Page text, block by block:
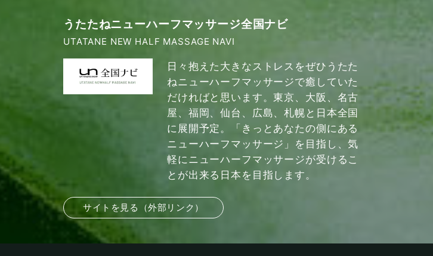
うたたねニューハーフマッサージ全国ナビ
UTATANE NEW HALF MASSAGE NAVI
日々抱えた大きなストレスをぜひうたた
ねニューハーフマッサージで癒していた
だければと思います。東京、大阪、名古
屋、福岡、仙台、広島、札幌と日本全国
に展開予定。「きっとあなたの側にある
ニューハーフマッサージ」を目指し、気
軽にニューハーフマッサージが受けるこ
とが出来る日本を目指します。
サイトを見る（外部リンク）